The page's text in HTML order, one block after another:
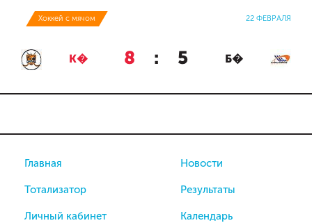
Хоккей с мячом 22 ФЕВРАЛЯ
К� 8 : 5 Б�
Главная
Тотализатор
Личный кабинет
Новости
Результаты
Календарь